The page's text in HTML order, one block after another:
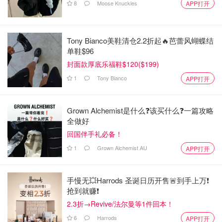
8 Moose Knuckles APP打开
Tony Bianco美鞋清仓2.2折起🔥芭蕾风蝴蝶结
单鞋$96
封面款厚底乐福鞋$120($199)
1 Tony Bianco APP打开
Grown Alchemist是什么❓该买什么❓️一篇攻略
全做好
回国伴手礼必备！
1 Grown Alchemist AU APP打开
手慢无💥Harrods 圣诞日历开售🚨到手上万❗️
抢到就赚❗️
2.3折→Revive/法尔曼等1件回本！
6 Harrods APP打开